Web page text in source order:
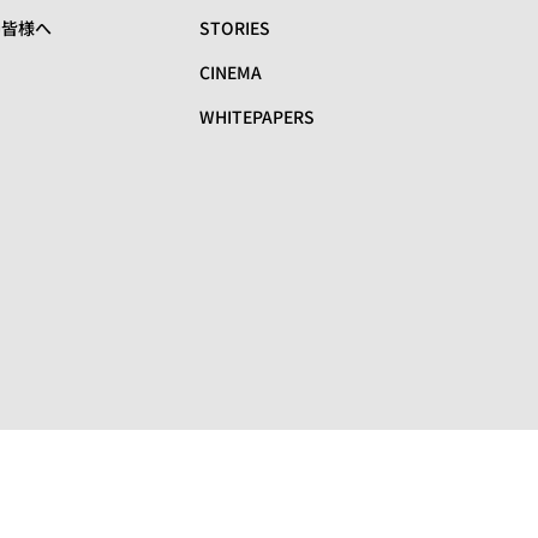
様へ
STORIES
CINEMA
WHITEPAPERS